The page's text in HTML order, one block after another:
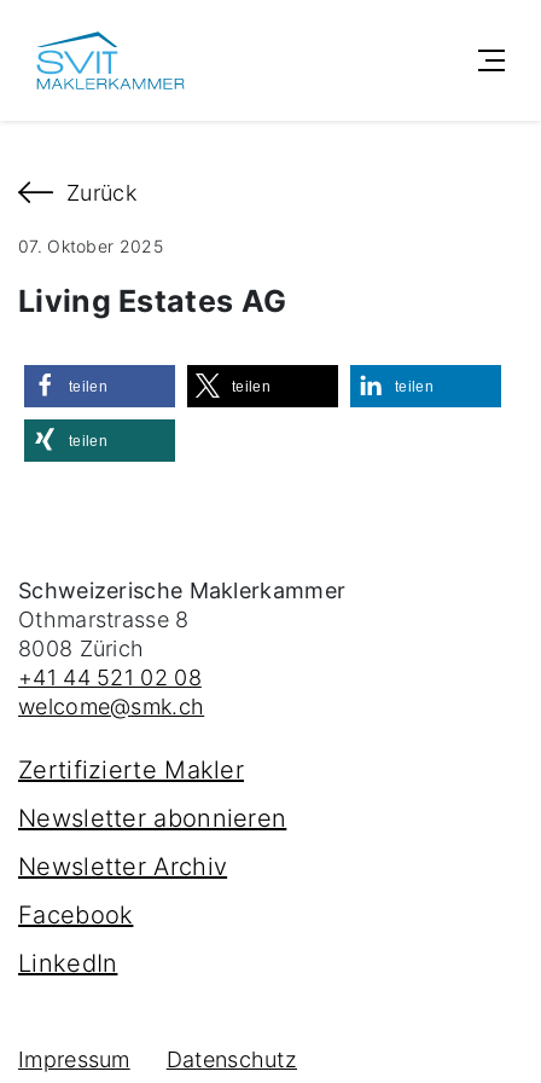
Zurück
07. Oktober 2025
Living Estates AG
teilen teilen teilen
teilen
Schweizerische Maklerkammer
Othmarstrasse 8
8008 Zürich
+41 44 521 02 08
welcome@smk.ch
Zertifizierte Makler
Newsletter abonnieren
Newsletter Archiv
Facebook
LinkedIn
Impressum Datenschutz